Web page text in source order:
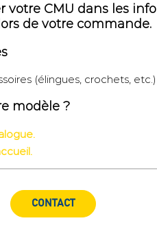
votre CMU dans les
de votre commande.
(élingues, crochets, etc.)
modèle ?
CONTACT